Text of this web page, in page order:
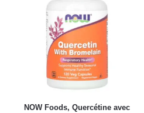
NOW Foods, Quercétine avec